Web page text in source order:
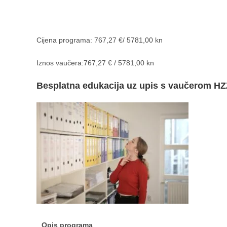
Cijena programa: 767,27 €/ 5781,00 kn
Iznos vaučera:767,27 € / 5781,00 kn
Besplatna edukacija uz upis s vaučerom
Opis programa